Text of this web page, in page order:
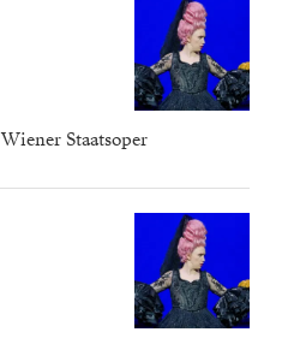
Wiener Staatsoper